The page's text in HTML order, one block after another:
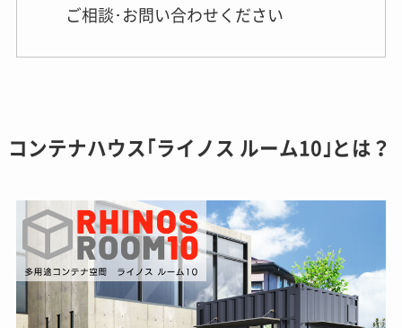
ご相談･お問い合わせください
コンテナハウス｢ライノス ルーム10｣とは？